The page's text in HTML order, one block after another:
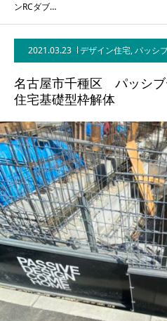
ンRCダブ…
2021.03.23 デザイン住宅,パッシ
名古屋市千種区 パッシブ
住宅基礎型枠解体
NEWS
BLOG
CONTACT